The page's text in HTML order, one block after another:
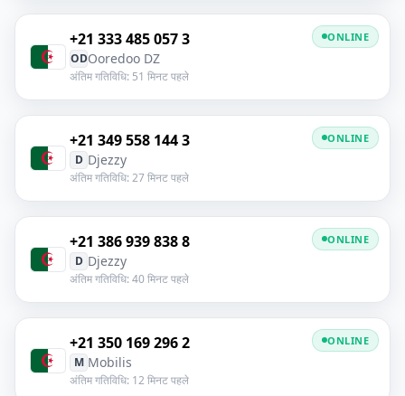
+21 333 485 057 3
ODOoredoo DZ
अंतिम गतिविधि: 51 मिनट पहले
ONLINE
+21 349 558 144 3
D Djezzy
अंतिम गतिविधि: 27 मिनट पहले
ONLINE
+21 386 939 838 8
D Djezzy
अंतिम गतिविधि: 40 मिनट पहले
ONLINE
+21 350 169 296 2
M Mobilis
अंतिम गतिविधि: 12 मिनट पहले
ONLINE